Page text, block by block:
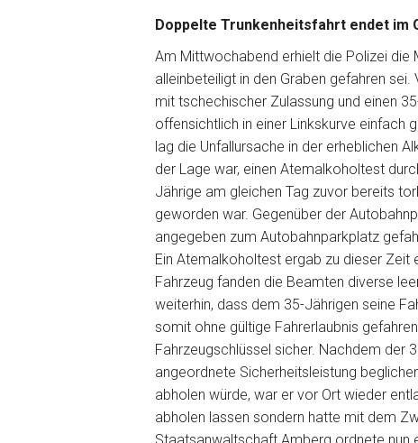
Doppelte Trunkenheitsfahrt endet im
Am Mittwochabend erhielt die Polizei die
alleinbeteiligt in den Graben gefahren
mit tschechischer Zulassung und einen
offensichtlich in einer Linkskurve einfach
lag die Unfallursache in der erheblichen
der Lage war, einen Atemalkoholtest
Jährige am gleichen Tag zuvor bereits
geworden war. Gegenüber der
angegeben zum Autobahnparkplatz
Ein Atemalkoholtest ergab zu dieser Zeit
Fahrzeug fanden die Beamten diverse
weiterhin, dass dem 35-Jährigen seine
somit ohne gültige Fahrerlaubnis
Fahrzeugschlüssel sicher. Nachdem der
angeordnete Sicherheitsleistung
abholen würde, war er vor Ort wieder
abholen lassen sondern hatte mit dem